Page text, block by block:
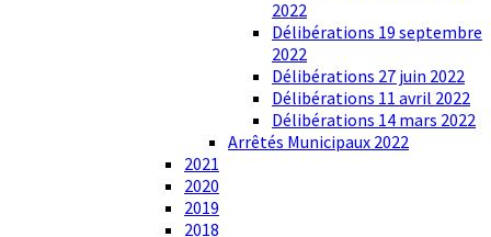
2022
Délibérations 19 septembre
2022
Délibérations 27 juin 2022
Délibérations 11 avril 2022
Délibérations 14 mars 2022
Arrêtés Municipaux 2022
2021
2020
2019
2018